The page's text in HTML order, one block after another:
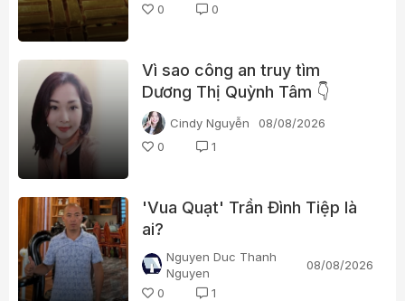
0
0
Vì sao công an truy tìm
Dương Thị Quỳnh Tâm 👇
Cindy Nguyễn
08/08/2026
0
1
'Vua Quạt' Trần Đình Tiệp là
ai?
Nguyen Duc Thanh
Nguyen
08/08/2026
0
1